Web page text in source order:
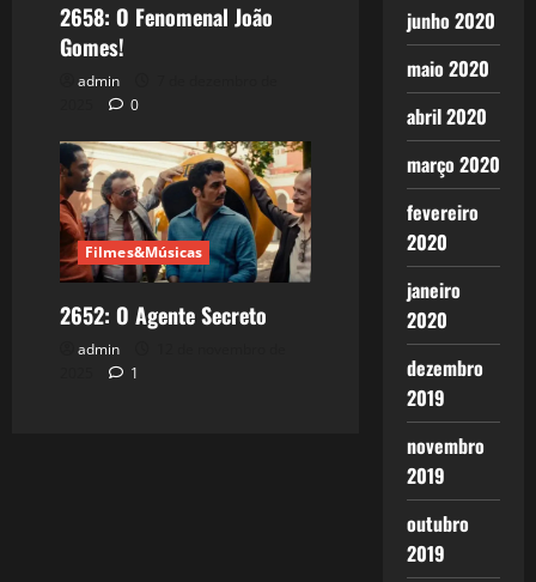
2658: O Fenomenal João
Gomes!
admin
0
Filmes&Músicas
2652: O Agente Secreto
admin
1
junho 2020
maio 2020
abril 2020
março 2020
fevereiro
2020
janeiro
2020
dezembro
2019
novembro
2019
outubro
2019